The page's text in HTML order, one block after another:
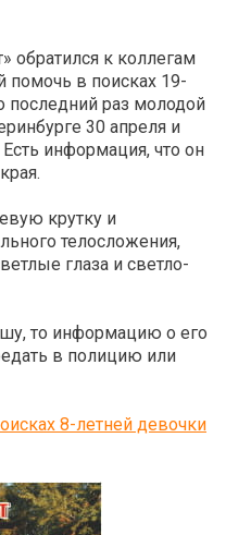
обратился к коллегам
помочь в поисках 19-
последний раз молодой
30 апреля и
информация, что он
крутку и
телосложения,
глаза и светло-
то информацию о его
в полицию или
8-летней девочки